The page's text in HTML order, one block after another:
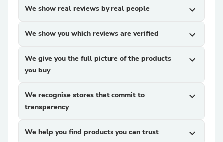
We show real reviews by real people expand_more
We show you which reviews are verified expand_more
We give you the full picture of the products
you buy
expand_more
We recognise stores that commit to
transparency
expand_more
We help you find products you can trust expand_more